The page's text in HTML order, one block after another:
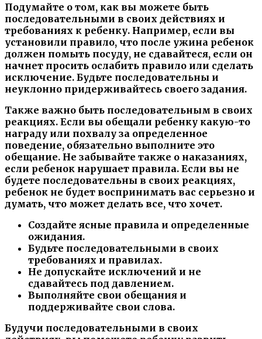
Подумайте о том, как вы можете быть
последовательными в своих действиях и
требованиях к ребенку. Например, если вы
установили правило, что после ужина ребенок
должен помыть посуду, не сдавайтеся, если он
начнет просить ослабить правило или сделать
исключение. Будьте последовательны и
неуклонно придерживайтесь своего задания.
Также важно быть последовательным в своих
реакциях. Если вы обещали ребенку какую-то
награду или похвалу за определенное
поведение, обязательно выполните это
обещание. Не забывайте также о наказаниях,
если ребенок нарушает правила. Если вы не
будете последовательны в своих реакциях,
ребенок не будет воспринимать вас серьезно и
думать, что может делать все, что хочет.
Создайте ясные правила и определенные
ожидания.
Будьте последовательными в своих
требованиях и правилах.
Не допускайте исключений и не
сдавайтесь под давлением.
Выполняйте свои обещания и
поддерживайте свои слова.
Будучи последовательными в своих